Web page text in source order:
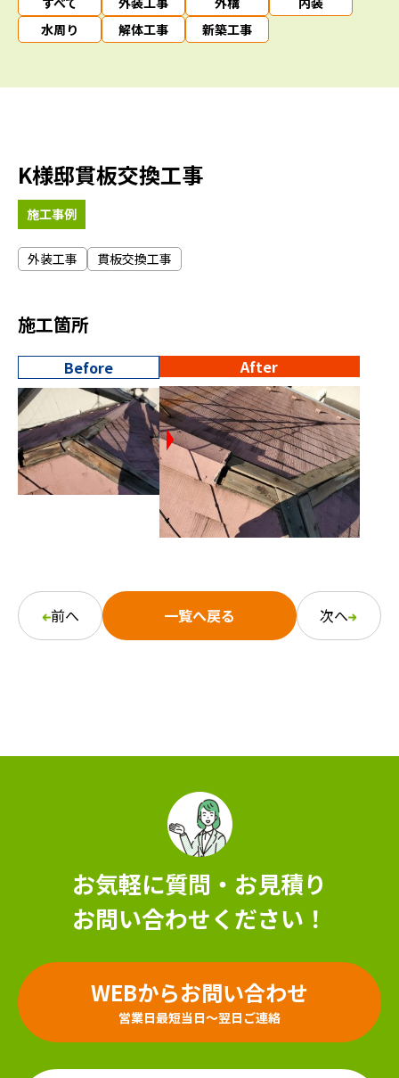
水周り
解体工事 新築工事
K様邸貫板交換工事
施工事例
外装工事 貫板交換工事
施工箇所
Before After
前へ 一覧へ戻る 次へ
お気軽に質問・お見積り
お問い合わせください！
WEBからお問い合わせ
営業日最短当日～翌日ご連絡